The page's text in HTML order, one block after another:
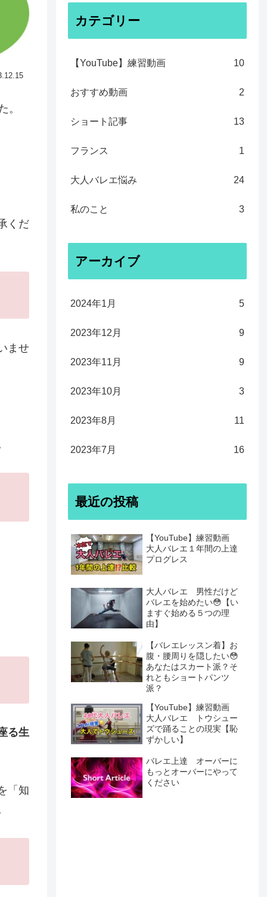
。
くだ
ませ
る生
「知
カテゴリー
【YouTube】練習動画 10
おすすめ動画 2
ショート記事 13
フランス 1
大人バレエ悩み 24
私のこと 3
アーカイブ
2024年1月 5
2023年12月 9
2023年11月 9
2023年10月 3
2023年8月 11
2023年7月 16
最近の投稿
【YouTube】練習動画
大人バレエ１年間の上達
プログレス
大人バレエ 男性だけど
バレエを始めたい😳【い
ますぐ始める５つの理
由】
【バレエレッスン着】お
腹・腰周りを隠したい😳
あなたはスカート派？そ
れともショートパンツ
派？
【YouTube】練習動画
大人バレエ トウシュー
ズで踊ることの現実【恥
ずかしい】
バレエ上達 オーバーに
もっとオーバーにやって
ください